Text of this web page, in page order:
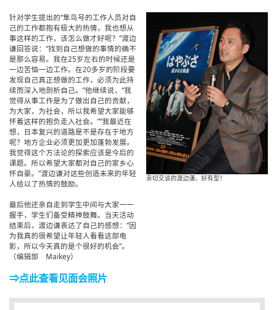
针对学生提出的“隼鸟号的工作人员对自
己的工作都抱有极大的热情，我也想从
事这样的工作，该怎么做才好呢？”渡边
谦回答说：“找到自己想做的事情的确不
是那么容易。我在25岁左右的时候还是
一边苦恼一边工作。在20多岁的阶段要
发现自己真正想做的工作，必须为此持
续而深入地剖析自己。”他继续说，“我
觉得从事工作是为了做出自己的贡献，
为大家，为社会，所以我希望大家能够
怀着这样的抱负走入社会。”“我最近在
想，日本复兴的道路是不是存在于地方
呢？地方企业必须更加更加蓬勃发展。
我觉得这个方法论的探索应该是今后的
课题。所以希望大家都对自己的家乡心
怀自豪。”渡边谦对这些创造未来的年轻
人给以了热情的鼓励。
最后他还亲自走到学生中间与大家一一
握手，学生们备受精神鼓舞。当天活动
结束后，渡边谦表达了自己的感想：“因
为我真的很希望让年轻人看看这部电
影，所以今天真的是个很好的机会”。
（编辑部 Maikey）
亲切交谈的渡边谦。好有型！
⇒点此查看见面会照片